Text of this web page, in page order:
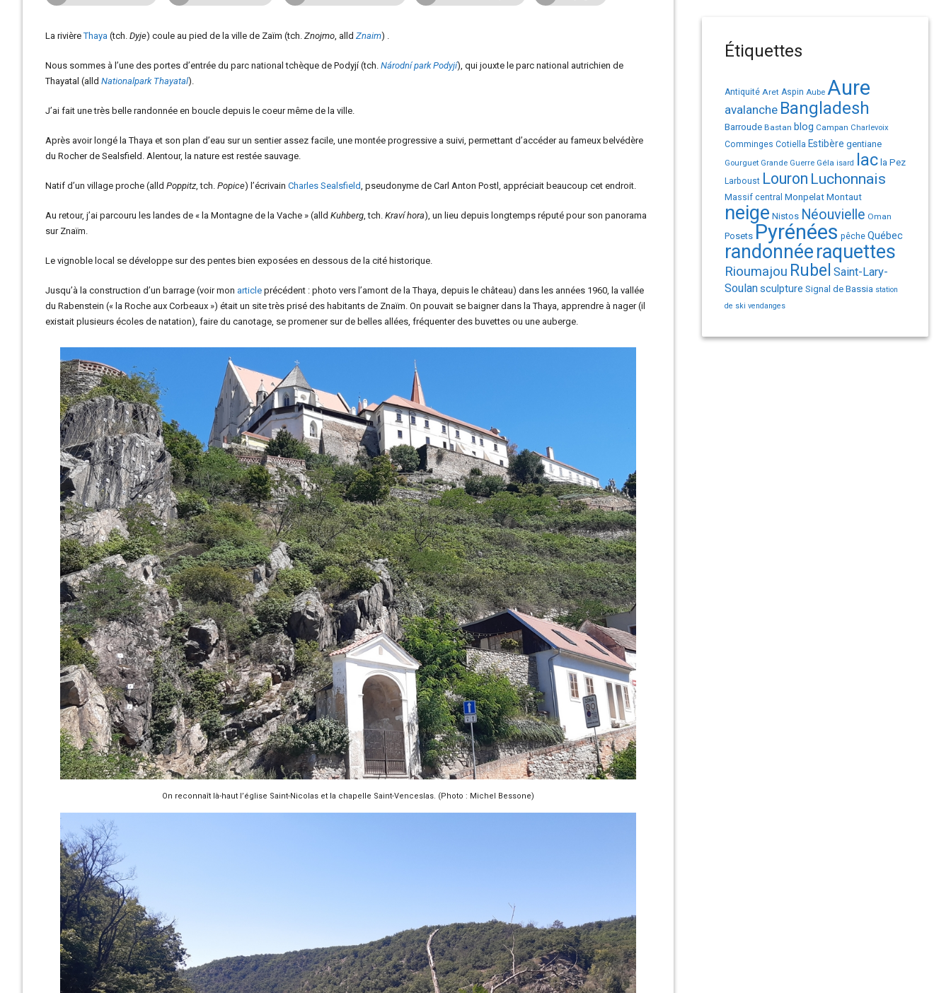
La rivièreThaya (tch. Dyje) coule au pied de la ville de Zaïm (tch. Znojmo, alld Znaim) .
Nous sommes à l’une des portes d’entrée du parc national tchèque de Podyjí (tch. Národní park Podyjí), qui jouxte le parc national autrichien de
Thayatal (alld Nationalpark Thayatal).
J’ai fait une très belle randonnée en boucle depuis le coeur même de la ville.
Après avoir longé la Thaya et son plan d’eau sur un sentier assez facile, une montée progressive a suivi, permettant d’accéder au fameux belvédère
du Rocher de Sealsfield. Alentour, la nature est restée sauvage.
Natif d’un village proche (alld Poppitz, tch. Popice) l’écrivain Charles Sealsfield, pseudonyme de Carl Anton Postl, appréciait beaucoup cet endroit.
Au retour, j’ai parcouru les landes de « la Montagne de la Vache » (alld Kuhberg, tch. Kraví hora), un lieu depuis longtemps réputé pour son panorama
sur Znaïm.
Le vignoble local se développe sur des pentes bien exposées en dessous de la cité historique.
Jusqu’à la construction d’un barrage (voir mon article précédent : photo vers l’amont de la Thaya, depuis le château) dans les années 1960, la vallée
du Rabenstein (« la Roche aux Corbeaux ») était un site très prisé des habitants de Znaïm. On pouvait se baigner dans la Thaya, apprendre à nager (il
existait plusieurs écoles de natation), faire du canotage, se promener sur de belles allées, fréquenter des buvettes ou une auberge.
On reconnaît là-haut l’église Saint-Nicolas et la chapelle Saint-Venceslas. (Photo : Michel Bessone)
Étiquettes
Antiquité Aret Aspin Aube Aure
avalanche Bangladesh
Barroude Bastan blog Campan Charlevoix
Comminges Cotiella Estibère gentiane
Gourguet Grande Guerre Géla isard lac la Pez
Larboust Louron Luchonnais
Massif central MonpelatMontaut
neige Nistos Néouvielle Oman
Posets Pyrénées pêche Québec
randonnéeraquettes
Rioumajou Rubel Saint-Lary-
Soulansculpture Signal de Bassia station
de ski vendanges